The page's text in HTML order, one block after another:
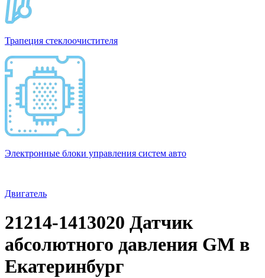
Трапеция стеклоочистителя
Электронные блоки управления систем авто
Двигатель
21214-1413020 Датчик
абсолютного давления GM в
Екатеринбург